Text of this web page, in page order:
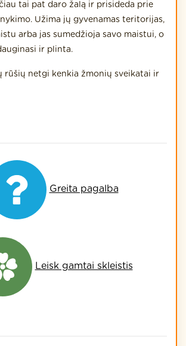
tai pat daro žalą ir prisideda prie
Užima jų gyvenamas teritorijas,
arba jas sumedžioja savo maistui, o
ir plinta.
rūšių netgi kenkia žmonių sveikatai ir
Greita pagalba
Leisk gamtai skleistis